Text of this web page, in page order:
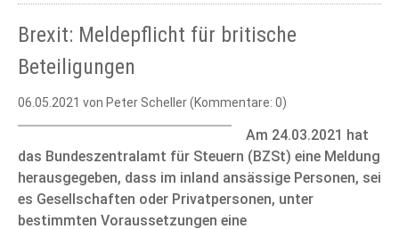
involved
Brexit: Meldepflicht für britische
Beteiligungen
06.05.2021 von Peter Scheller (Kommentare: 0)
Am 24.03.2021 hat
das Bundeszentralamt für Steuern (BZSt) eine Meldung
herausgegeben, dass im inland ansässige Personen, sei
es Gesellschaften oder Privatpersonen, unter
bestimmten Voraussetzungen eine